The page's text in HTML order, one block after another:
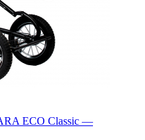
ECO Classic —